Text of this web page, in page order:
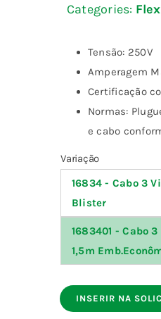
Categories: Flex
Tensão: 250V
Amperagem
Certificação
Normas:
e cabo
Variação
16834 - Cabo 3
Blister
1683401 - Cabo
1,5m
INSERIR NA